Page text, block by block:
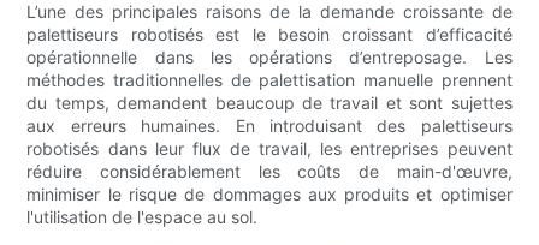
L’une des principales raisons de la demande croissante de
palettiseurs robotisés est le besoin croissant d’efficacité
opérationnelle dans les opérations d’entreposage. Les
méthodes traditionnelles de palettisation manuelle prennent
du temps, demandent beaucoup de travail et sont sujettes
aux erreurs humaines. En introduisant des palettiseurs
robotisés dans leur flux de travail, les entreprises peuvent
réduire considérablement les coûts de main-d'œuvre,
minimiser le risque de dommages aux produits et optimiser
l'utilisation de l'espace au sol.